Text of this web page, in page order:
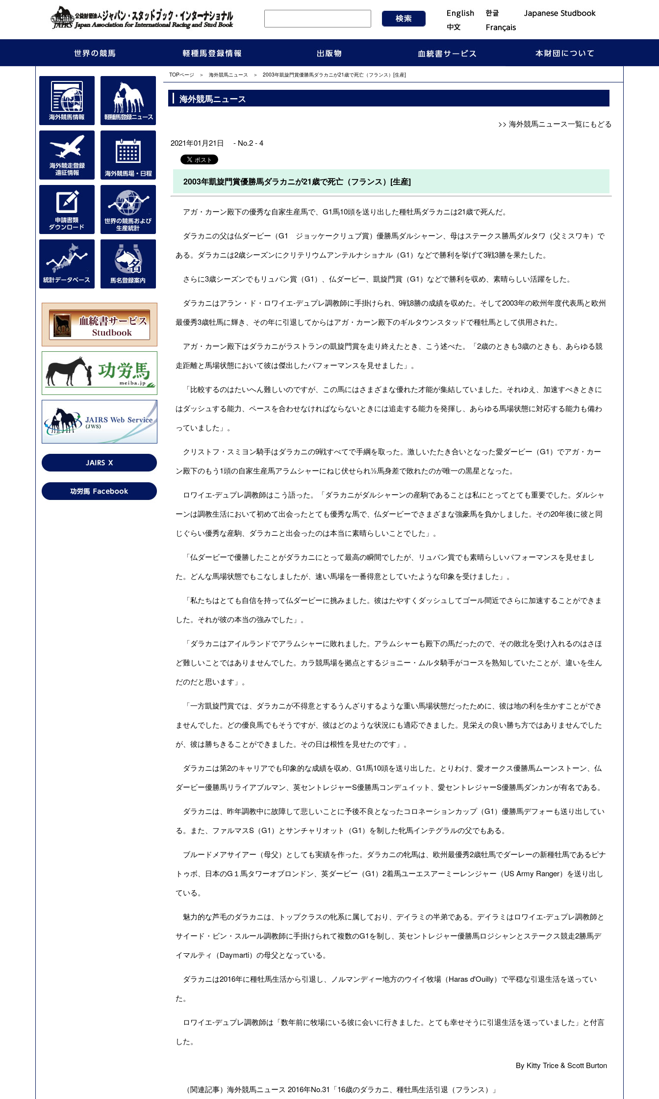
TOPページ ＞ 海外競馬ニュース ＞ 2003年凱旋門賞優勝馬ダラカニが21歳で死亡（フランス）[生産]
海外競馬ニュース
>> 海外競馬ニュース一覧にもどる
2021年01月21日 - No.2 - 4
2003年凱旋門賞優勝馬ダラカニが21歳で死亡（フランス）[生産]
アガ・カーン殿下の優秀な自家生産馬で、G1馬10頭を送り出した種牡馬ダラカニは21歳で死んだ。
ダラカニの父は仏ダービー（G1 ジョッケークリュブ賞）優勝馬ダルシャーン、母はステークス勝馬ダルタワ（父ミスワキ）で
ある。ダラカニは2歳シーズンにクリテリウムアンテルナショナル（G1）などで勝利を挙げて3戦3勝を果たした。
さらに3歳シーズンでもリュパン賞（G1）、仏ダービー、凱旋門賞（G1）などで勝利を収め、素晴らしい活躍をした。
ダラカニはアラン・ド・ロワイエ-デュプレ調教師に手掛けられ、9戦8勝の成績を収めた。そして2003年の欧州年度代表馬と欧州
最優秀3歳牡馬に輝き、その年に引退してからはアガ・カーン殿下のギルタウンスタッドで種牡馬として供用された。
アガ・カーン殿下はダラカニがラストランの凱旋門賞を走り終えたとき、こう述べた。「2歳のときも3歳のときも、あらゆる競
走距離と馬場状態において彼は傑出したパフォーマンスを見せました」。
「比較するのはたいへん難しいのですが、この馬にはさまざまな優れた才能が集結していました。それゆえ、加速すべきときに
はダッシュする能力、ペースを合わせなければならないときには追走する能力を発揮し、あらゆる馬場状態に対応する能力も備わ
っていました」。
クリストフ・スミヨン騎手はダラカニの9戦すべてで手綱を取った。激しいたたき合いとなった愛ダービー（G1）でアガ・カー
ン殿下のもう1頭の自家生産馬アラムシャーにねじ伏せられ½馬身差で敗れたのが唯一の黒星となった。
ロワイエ-デュプレ調教師はこう語った。「ダラカニがダルシャーンの産駒であることは私にとってとても重要でした。ダルシャ
ーンは調教生活において初めて出会ったとても優秀な馬で、仏ダービーでさまざまな強豪馬を負かしました。その20年後に彼と同
じぐらい優秀な産駒、ダラカニと出会ったのは本当に素晴らしいことでした」。
「仏ダービーで優勝したことがダラカニにとって最高の瞬間でしたが、リュパン賞でも素晴らしいパフォーマンスを見せまし
た。どんな馬場状態でもこなしましたが、速い馬場を一番得意としていたような印象を受けました」。
「私たちはとても自信を持って仏ダービーに挑みました。彼はたやすくダッシュしてゴール間近でさらに加速することができま
した。それが彼の本当の強みでした」。
「ダラカニはアイルランドでアラムシャーに敗れました。アラムシャーも殿下の馬だったので、その敗北を受け入れるのはさほ
ど難しいことではありませんでした。カラ競馬場を拠点とするジョニー・ムルタ騎手がコースを熟知していたことが、違いを生ん
だのだと思います」。
「一方凱旋門賞では、ダラカニが不得意とするうんざりするような重い馬場状態だったために、彼は地の利を生かすことができ
ませんでした。どの優良馬でもそうですが、彼はどのような状況にも適応できました。見栄えの良い勝ち方ではありませんでした
が、彼は勝ちきることができました。その日は根性を見せたのです」。
ダラカニは第2のキャリアでも印象的な成績を収め、G1馬10頭を送り出した。とりわけ、愛オークス優勝馬ムーンストーン、仏
ダービー優勝馬リライアブルマン、英セントレジャーS優勝馬コンデュイット、愛セントレジャーS優勝馬ダンカンが有名である。
ダラカニは、昨年調教中に故障して悲しいことに予後不良となったコロネーションカップ（G1）優勝馬デフォーも送り出してい
る。また、ファルマスS（G1）とサンチャリオット（G1）を制した牝馬インテグラルの父でもある。
ブルードメアサイアー（母父）としても実績を作った。ダラカニの牝馬は、欧州最優秀2歳牡馬でダーレーの新種牡馬であるピナ
トゥボ、日本のG１馬タワーオブロンドン、英ダービー（G1）2着馬ユーエスアーミーレンジャー（US Army Ranger）を送り出し
ている。
魅力的な芦毛のダラカニは、トップクラスの牝系に属しており、デイラミの半弟である。デイラミはロワイエ-デュプレ調教師と
サイード・ビン・スルール調教師に手掛けられて複数のG1を制し、英セントレジャー優勝馬ロジシャンとステークス競走2勝馬デ
イマルティ（Daymarti）の母父となっている。
ダラカニは2016年に種牡馬生活から引退し、ノルマンディー地方のウイイ牧場（Haras d'Ouilly）で平穏な引退生活を送ってい
た。
ロワイエ-デュプレ調教師は「数年前に牧場にいる彼に会いに行きました。とても幸せそうに引退生活を送っていました」と付言
した。
By Kitty Trice & Scott Burton
（関連記事）海外競馬ニュース 2016年No.31「16歳のダラカニ、種牡馬生活引退（フランス） 」